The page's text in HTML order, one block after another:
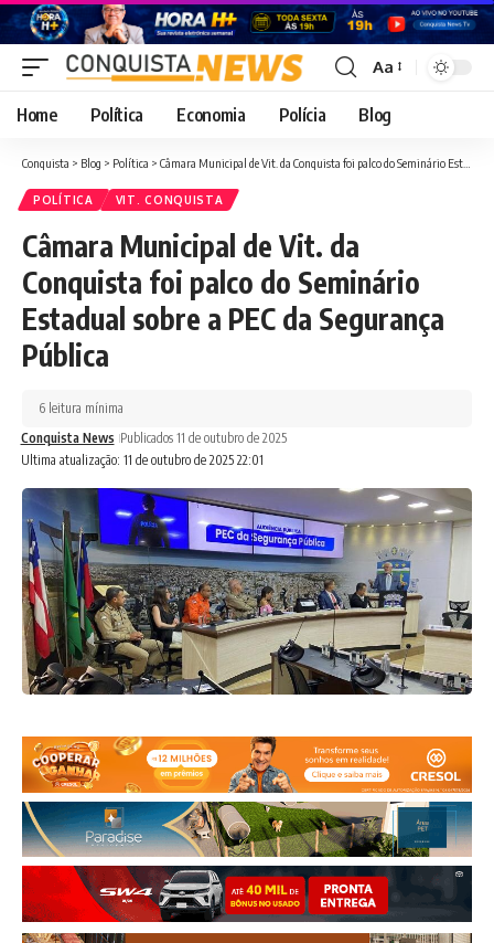
Font
Resizer
Aa
Home Política Economia Polícia Blog
Conquista > Blog > Política > Câmara Municipal de Vit. da Conquista foi palco do Seminário Estadual sobre a PEC da Segurança Pública
POLÍTICA VIT. CONQUISTA
Câmara Municipal de Vit. da
Conquista foi palco do Seminário
Estadual sobre a PEC da Segurança
Pública
Ultima atualização: 11 de outubro de 2025 22:01
Conquista News Publicados 11 de outubro de 2025
6 leitura mínima